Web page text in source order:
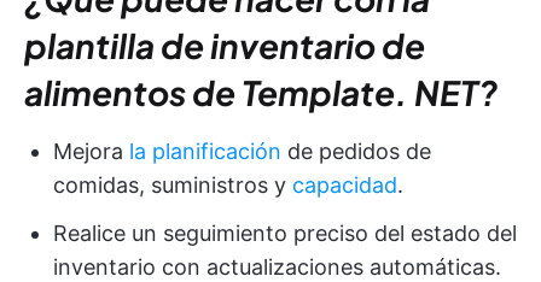
plantilla de inventario de
alimentos de Template. NET?
Mejora la planificación de pedidos de
comidas, suministros y capacidad.
Realice un seguimiento preciso del estado del
inventario con actualizaciones automáticas.